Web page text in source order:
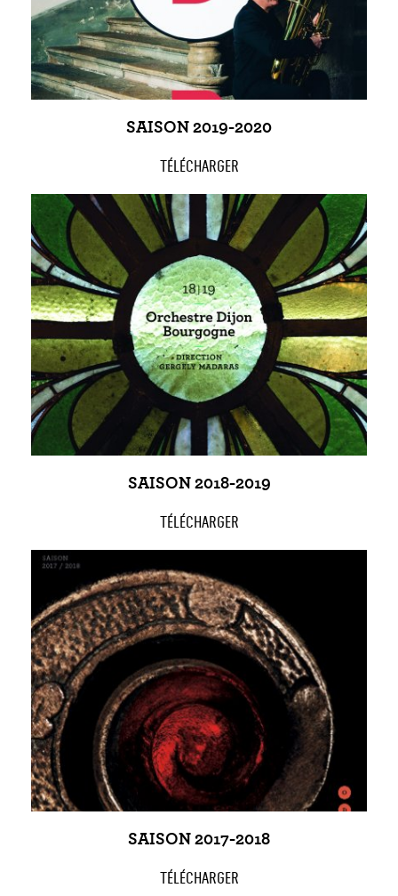
SAISON 2019-2020
TÉLÉCHARGER
SAISON 2018-2019
TÉLÉCHARGER
SAISON 2017-2018
TÉLÉCHARGER